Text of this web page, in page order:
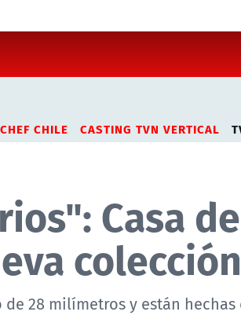
CHILE CASTING TVN VERTICAL
Casa
28 milímetros y están